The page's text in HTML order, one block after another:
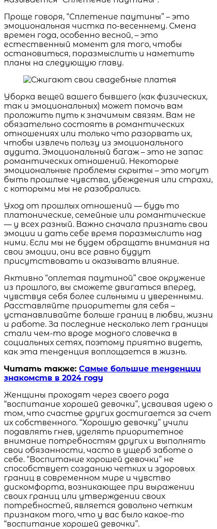
Проще говоря, “Сплетение паутины” – это
эмоциональная чистка по-весеннему. Смена
времен года, особенно весной, – это
естественный момент для того, чтобы
остановиться, поразмыслить и наметить
планы на следующую главу.
Уборка вещей вашего бывшего (как физических,
так и эмоциональных) может помочь вам
проложить путь к значимым связям. Вам не
обязательно состоять в романтических
отношениях или только что разорвать их,
чтобы извлечь пользу из эмоционального
аудита. Эмоциональный багаж – это не запас
романтических отношений. Некоторые
эмоциональные проблемы скрыты – это могут
быть прошлые чувства, убеждения или страхи,
с которыми мы не разобрались.
Уход от прошлых отношений — будь то
платонические, семейные или романтические
— у всех разный. Важно сначала признать свои
эмоции и дать себе время поразмыслить над
ними. Если мы не будем обращать внимания на
свои эмоции, они все равно будут
присутствовать и оказывать влияние.
Активно “оплетая паутиной” свое окружение
из прошлого, вы сможете двигаться вперед,
чувствуя себя более сильными и уверенными.
Расставляйте приоритеты для себя –
устанавливайте больше границ в любви, жизни
и работе. За последние несколько лет границы
стали чем-то вроде модного словечка в
социальных сетях, поэтому приятно видеть,
как эта тенденция воплощается в жизнь.
Читать также: Самые большие тенденции
знакомств в 2024 году
Женщины проходят через своего рода
“воспитание хорошей девочки”, усваивая идею о
том, что счастье других достигается за счет
их собственного. “Хорошую девочку” учили
подавлять гнев, уделять приоритетное
внимание потребностям других и выполнять
свои обязанности, часто в ущерб заботе о
себе. “Воспитание хорошей девочки” не
способствует созданию четких и здоровых
границ в современном мире и чувство
дискомфорта, возникающее при выражении
своих границ или утверждении своих
потребностей, является довольно четким
признаком того, что у вас было какое-то
“воспитание хорошей девочки”.